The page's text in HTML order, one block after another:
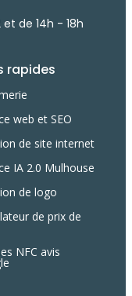
de 14h - 18h
rapides
web et SEO
de site internet
IA 2.0 Mulhouse
de logo
de prix de
NFC avis